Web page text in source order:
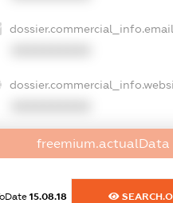
dossier.commercial_info.email
XXXXXXXXXX
freemium.actualData
15.08.18